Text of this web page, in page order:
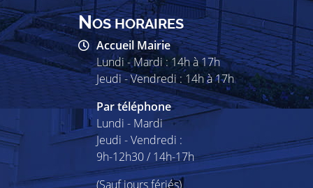
NOS HORAIRES
Accueil Mairie
Lundi - Mardi : 14h à 17h
Jeudi - Vendredi : 14h à 17h
Par téléphone
Lundi - Mardi
Jeudi - Vendredi :
9h-12h30 / 14h-17h
(Sauf jours fériés)